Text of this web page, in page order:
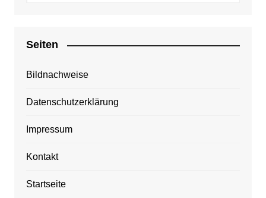
Seiten
Bildnachweise
Datenschutzerklärung
Impressum
Kontakt
Startseite